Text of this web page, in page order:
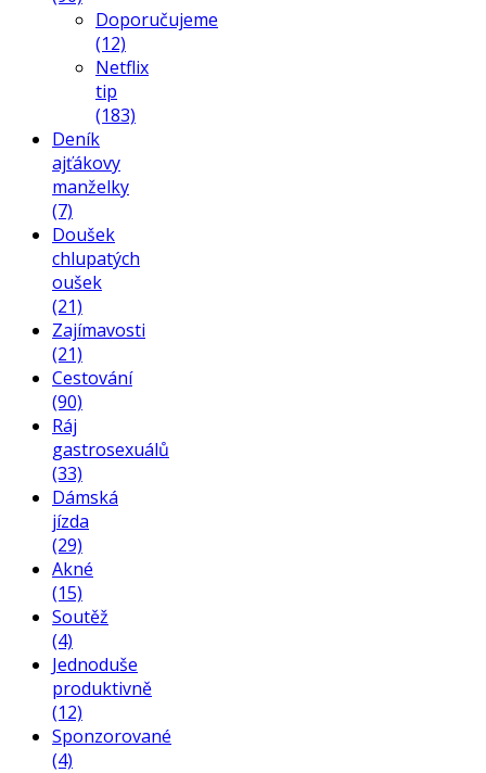
Doporučujeme
(12)
Netflix
tip
(183)
Deník
ajťákovy
manželky
(7)
Doušek
chlupatých
oušek
(21)
Zajímavosti
(21)
Cestování
(90)
Ráj
gastrosexuálů
(33)
Dámská
jízda
(29)
Akné
(15)
Soutěž
(4)
Jednoduše
produktivně
(12)
Sponzorované
(4)